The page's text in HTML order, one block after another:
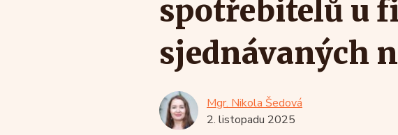
spotřebitelů u
sjednávaných
Mgr. Nikola Šedová
2. listopadu 2025